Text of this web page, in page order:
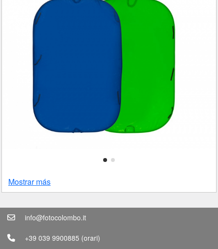
Mostrar más
info@fotocolombo.it
+39 039 9900885 (orari)